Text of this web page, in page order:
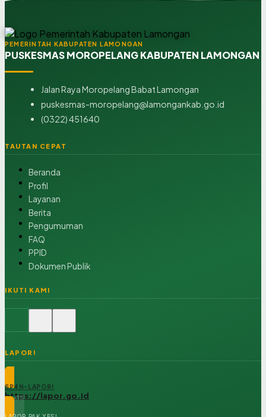
PEMERINTAH KABUPATEN LAMONGAN
PUSKESMAS MOROPELANG KABUPATEN LAMONGAN
Jalan Raya Moropelang Babat Lamongan
puskesmas-moropelang@lamongankab.go.id
(0322) 451640
TAUTAN CEPAT
Beranda
Profil
Layanan
Berita
Pengumuman
FAQ
PPID
Dokumen Publik
IKUTI KAMI
LAPOR!
SP4N-LAPOR!
https://lapor.go.id